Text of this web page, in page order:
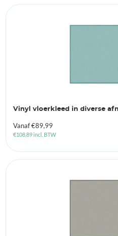
Vinyl vloerkleed in diverse
Vanaf€89,99
€108,89incl. BTW